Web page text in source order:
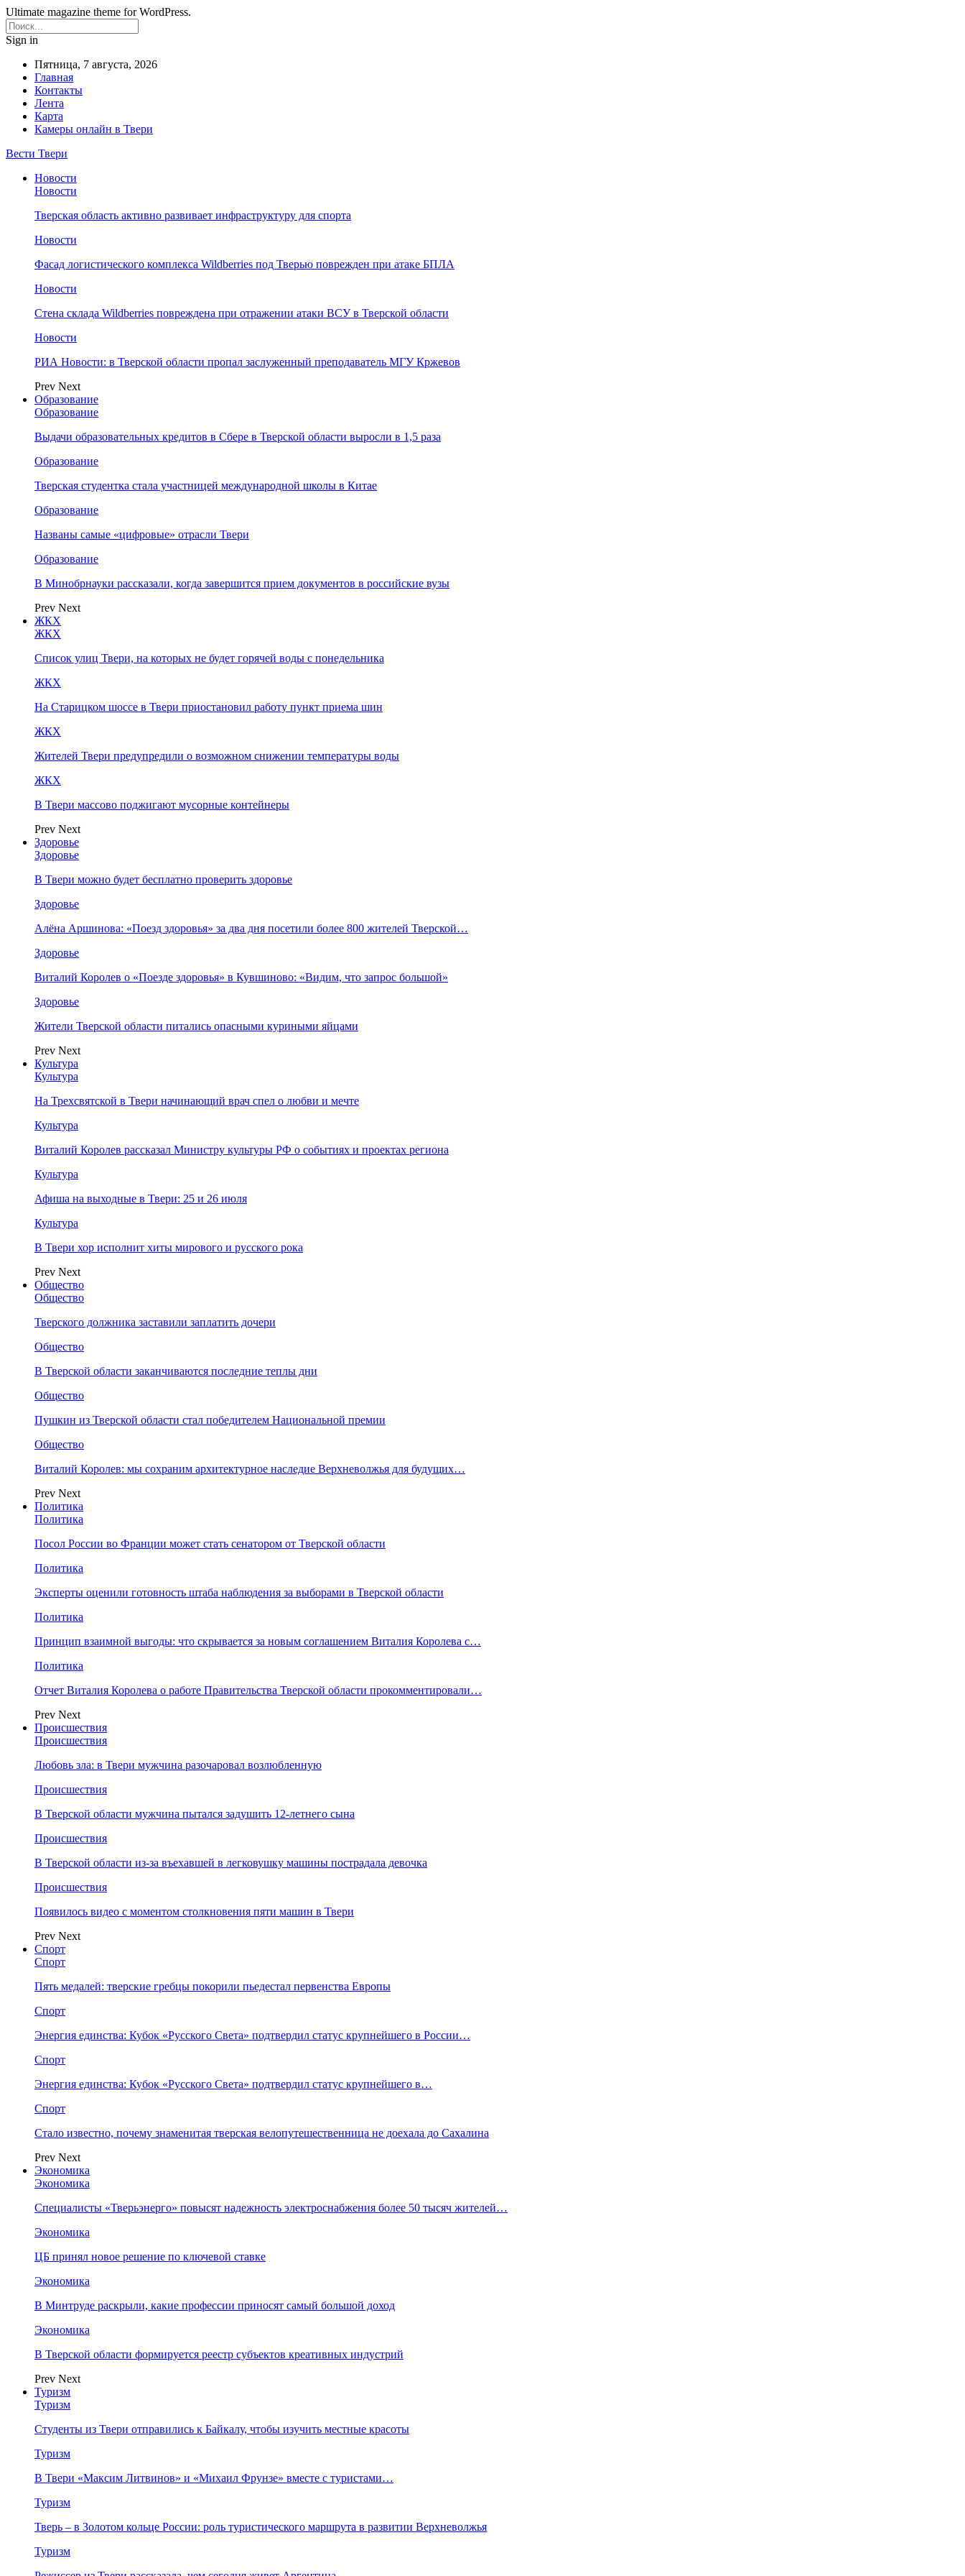
Ultimate magazine theme for WordPress.
Sign in
Пятница, 7 августа, 2026
Главная
Контакты
Лента
Карта
Камеры онлайн в Твери
Вести Твери
Новости
Новости
Тверская область активно развивает инфраструктуру для спорта
Новости
Фасад логистического комплекса Wildberries под Тверью поврежден при атаке БПЛА
Новости
Стена склада Wildberries повреждена при отражении атаки ВСУ в Тверской области
Новости
РИА Новости: в Тверской области пропал заслуженный преподаватель МГУ Кржевов
Prev Next
Образование
Образование
Выдачи образовательных кредитов в Сбере в Тверской области выросли в 1,5 раза
Образование
Тверская студентка стала участницей международной школы в Китае
Образование
Названы самые «цифровые» отрасли Твери
Образование
В Минобрнауки рассказали, когда завершится прием документов в российские вузы
Prev Next
ЖКХ
ЖКХ
Список улиц Твери, на которых не будет горячей воды с понедельника
ЖКХ
На Старицком шоссе в Твери приостановил работу пункт приема шин
ЖКХ
Жителей Твери предупредили о возможном снижении температуры воды
ЖКХ
В Твери массово поджигают мусорные контейнеры
Prev Next
Здоровье
Здоровье
В Твери можно будет бесплатно проверить здоровье
Здоровье
Алёна Аршинова: «Поезд здоровья» за два дня посетили более 800 жителей Тверской…
Здоровье
Виталий Королев о «Поезде здоровья» в Кувшиново: «Видим, что запрос большой»
Здоровье
Жители Тверской области питались опасными куриными яйцами
Prev Next
Культура
Культура
На Трехсвятской в Твери начинающий врач спел о любви и мечте
Культура
Виталий Королев рассказал Министру культуры РФ о событиях и проектах региона
Культура
Афиша на выходные в Твери: 25 и 26 июля
Культура
В Твери хор исполнит хиты мирового и русского рока
Prev Next
Общество
Общество
Тверского должника заставили заплатить дочери
Общество
В Тверской области заканчиваются последние теплы дни
Общество
Пушкин из Тверской области стал победителем Национальной премии
Общество
Виталий Королев: мы сохраним архитектурное наследие Верхневолжья для будущих…
Prev Next
Политика
Политика
Посол России во Франции может стать сенатором от Тверской области
Политика
Эксперты оценили готовность штаба наблюдения за выборами в Тверской области
Политика
Принцип взаимной выгоды: что скрывается за новым соглашением Виталия Королева с…
Политика
Отчет Виталия Королева о работе Правительства Тверской области прокомментировали…
Prev Next
Происшествия
Происшествия
Любовь зла: в Твери мужчина разочаровал возлюбленную
Происшествия
В Тверской области мужчина пытался задушить 12-летнего сына
Происшествия
В Тверской области из-за въехавшей в легковушку машины пострадала девочка
Происшествия
Появилось видео с моментом столкновения пяти машин в Твери
Prev Next
Спорт
Спорт
Пять медалей: тверские гребцы покорили пьедестал первенства Европы
Спорт
Энергия единства: Кубок «Русского Света» подтвердил статус крупнейшего в России…
Спорт
Энергия единства: Кубок «Русского Света» подтвердил статус крупнейшего в…
Спорт
Стало известно, почему знаменитая тверская велопутешественница не доехала до Сахалина
Prev Next
Экономика
Экономика
Специалисты «Тверьэнерго» повысят надежность электроснабжения более 50 тысяч жителей…
Экономика
ЦБ принял новое решение по ключевой ставке
Экономика
В Минтруде раскрыли, какие профессии приносят самый большой доход
Экономика
В Тверской области формируется реестр субъектов креативных индустрий
Prev Next
Туризм
Туризм
Студенты из Твери отправились к Байкалу, чтобы изучить местные красоты
Туризм
В Твери «Максим Литвинов» и «Михаил Фрунзе» вместе с туристами…
Туризм
Тверь – в Золотом кольце России: роль туристического маршрута в развитии Верхневолжья
Туризм